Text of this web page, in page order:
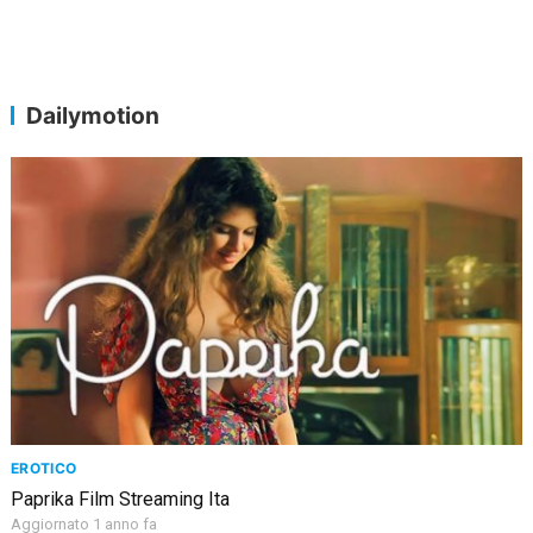
Dailymotion
EROTICO
Paprika Film Streaming Ita
Aggiornato 1 anno fa